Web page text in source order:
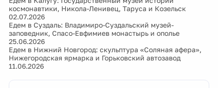
космонавтики, Никола-Ленивец, Таруса и Козельск
02.07.2026
Едем в Суздаль: Владимиро-Суздальский музей-
заповедник, Спасо-Евфимиев монастырь и ополье
25.06.2026
Едем в Нижний Новгород: скульптура «Соляная афера»,
Нижегородская ярмарка и Горьковский автозавод
11.06.2026